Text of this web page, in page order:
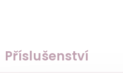
Příslušenství